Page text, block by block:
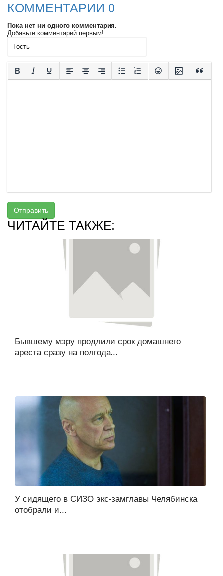
КОММЕНТАРИИ 0
Пока нет ни одного комментария.
Добавьте комментарий первым!
Отправить
ЧИТАЙТЕ ТАКЖЕ:
Бывшему мэру продлили срок домашнего
ареста сразу на полгода...
У сидящего в СИЗО экс-замглавы Челябинска
отобрали и...